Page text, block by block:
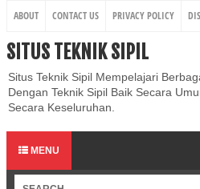
ABOUT CONTACT US PRIVACY POLICY
SITUS TEKNIK SIPIL
Situs Teknik Sipil Mempelajari
Dengan Teknik Sipil Baik Secara
Secara Keseluruhan.
MENU